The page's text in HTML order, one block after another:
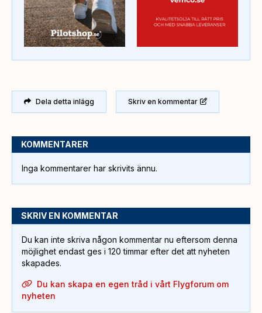
Dela detta inlägg Skriv en kommentar
KOMMENTARER
Inga kommentarer har skrivits ännu.
SKRIV EN KOMMENTAR
Du kan inte skriva någon kommentar nu eftersom denna
möjlighet endast ges i 120 timmar efter det att nyheten
skapades.
Du kan skapa en egen tråd i vårt Flygforum om
nyheten